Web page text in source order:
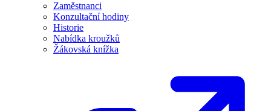
Zaměstnanci
Konzultační hodiny
Historie
Nabídka kroužků
Žákovská knížka